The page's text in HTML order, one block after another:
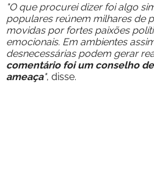
"O que procurei dizer foi algo
populares reúnem milhares de
movidas por fortes paixões
emocionais. Em ambientes
desnecessárias podem gerar
comentário foi um conselho
ameaça", disse.